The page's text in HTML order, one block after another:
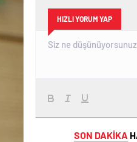
HIZLI YORUM YAP
SON DAKİKA